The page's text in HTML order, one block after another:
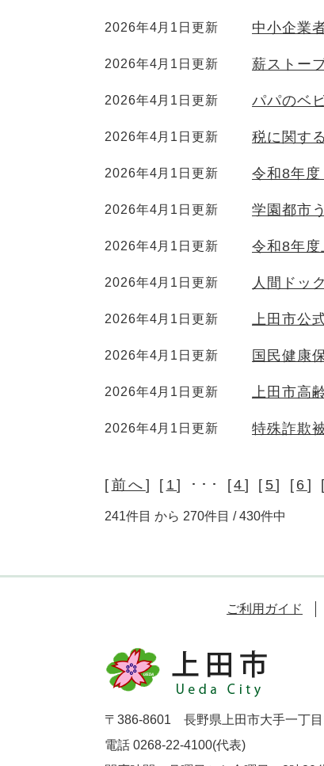
2026年4月1日更新 中小企業
2026年4月1日更新 薪ストー
2026年4月1日更新 パパのベ
2026年4月1日更新 税に関す
2026年4月1日更新 令和8年
2026年4月1日更新 学園都市
2026年4月1日更新 令和8年度
2026年4月1日更新 人間ドッ
2026年4月1日更新 上田市公
2026年4月1日更新 国民健康
2026年4月1日更新 上田市高
2026年4月1日更新 特殊詐欺
[ 前へ ] [ 1] ･･･ [4] [ 5] [ 6 ] [
241件目 から 270件目 / 430件中
ご利用ガイド
〒386-8601 長野県上田市大手一丁
電話 0268-22-4100(代表)